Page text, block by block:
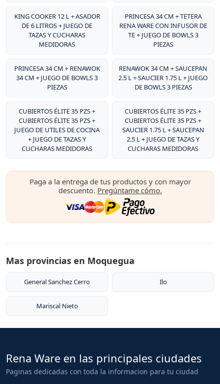
KING COOKER 12 L + ASADOR
DE 6 LITROS + JUEGO DE
TAZAS Y CUCHARAS
MEDIDORAS
PRINCESA 34 CM + TETERA
RENA WARE CON INFUSOR DE
TE + JUEGO DE BOWLS 3
PIEZAS
PRINCESA 34 CM + RENAWOK
34 CM + JUEGO DE BOWLS 3
PIEZAS
RENAWOK 34 CM + SAUCEPAN
2.5 L + SAUCIER 1.75 L + JUEGO
DE BOWLS 3 PIEZAS
CUBIERTOS ÉLITE 35 PZS +
CUBIERTOS ÉLITE 35 PZS +
JUEGO DE UTILES DE COCINA
+ JUEGO DE TAZAS Y
CUCHARAS MEDIDORAS
CUBIERTOS ÉLITE 35 PZS +
CUBIERTOS ÉLITE 35 PZS +
SAUCIER 1.75 L + SAUCEPAN
2.5 L + JUEGO DE TAZAS Y
CUCHARAS MEDIDORAS
Paga a la entrega de tus productos y con mayor
descuento. Pregúntame cómo.
Mas provincias en Moquegua
General Sanchez Cerro Ilo
Mariscal Nieto
Rena Ware en las principales ciudades
Paginas dedicadas con toda la informacion para tu ciudad